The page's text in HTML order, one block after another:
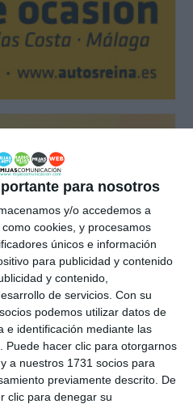
para nosotros
y/o accedemos a
cookies, y procesamos
únicos e información
para publicidad y contenido
y contenido,
de servicios. Con su
podemos utilizar datos de
e identificación mediante las
Puede hacer clic para otorgarnos
a nuestros 1731 socios para
previamente descrito. De
clic para denegar su